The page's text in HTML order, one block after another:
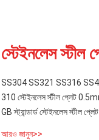
স্টেইনলেস স্টীল
SS304 SS321 SS316 SS430
310 স্টেইনলেস স্টীল প্লেট
GB স্ট্যান্ডার্ড স্টেইনলেস
আরও জানুন>>